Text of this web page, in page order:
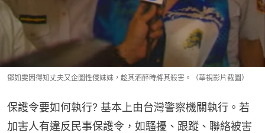
鄧如雯因得知丈夫又企圖性侵妹妹，趁其酒醉時將其殺害。（華視影片截圖）
保護令要如何執行? 基本上由台灣警察機關執行。若
加害人有違反民事保護令，如騷擾、跟蹤、聯絡被害